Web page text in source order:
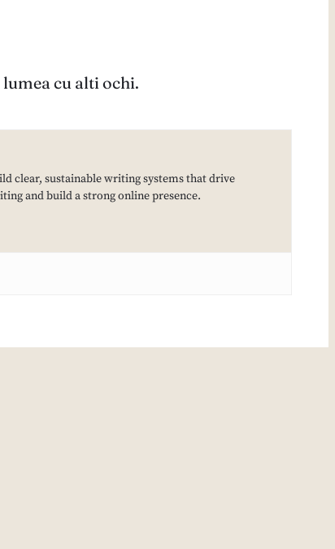
cu alti ochi.
clear, sustainable writing systems that drive
and build a strong online presence.